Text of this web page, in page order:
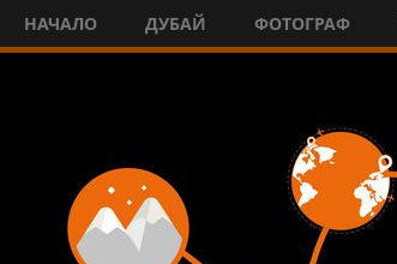
НАЧАЛО ДУБАЙ ФОТОГРАФ